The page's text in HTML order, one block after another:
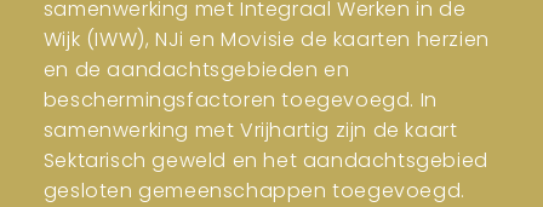
samenwerking met Integraal Werken in de
Wijk (IWW), NJi en Movisie de kaarten herzien
en de aandachtsgebieden en
beschermingsfactoren toegevoegd. In
samenwerking met Vrijhartig zijn de kaart
Sektarisch geweld en het aandachtsgebied
gesloten gemeenschappen toegevoegd.